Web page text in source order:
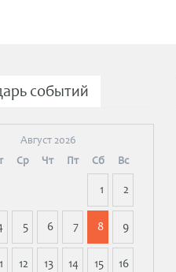
событий
Август 2026
Ср Чт Пт Сб Вс
1 2
5 6 7 8 9
12 13 14 15 16